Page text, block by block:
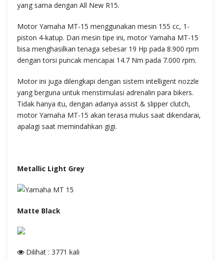
yang sama dengan All New R15.
Motor Yamaha MT-15 menggunakan mesin 155 cc, 1-
piston 4-katup. Dari mesin tipe ini, motor Yamaha MT-15
bisa menghasilkan tenaga sebesar 19 Hp pada 8.900 rpm
dengan torsi puncak mencapai 14.7 Nm pada 7.000 rpm.
Motor ini juga dilengkapi dengan sistem intelligent nozzle
yang berguna untuk menstimulasi adrenalin para bikers.
Tidak hanya itu, dengan adanya assist & slipper clutch,
motor Yamaha MT-15 akan terasa mulus saat dikendarai,
apalagi saat memindahkan gigi.
Metallic Light Grey
Matte Black
Dilihat : 3771 kali